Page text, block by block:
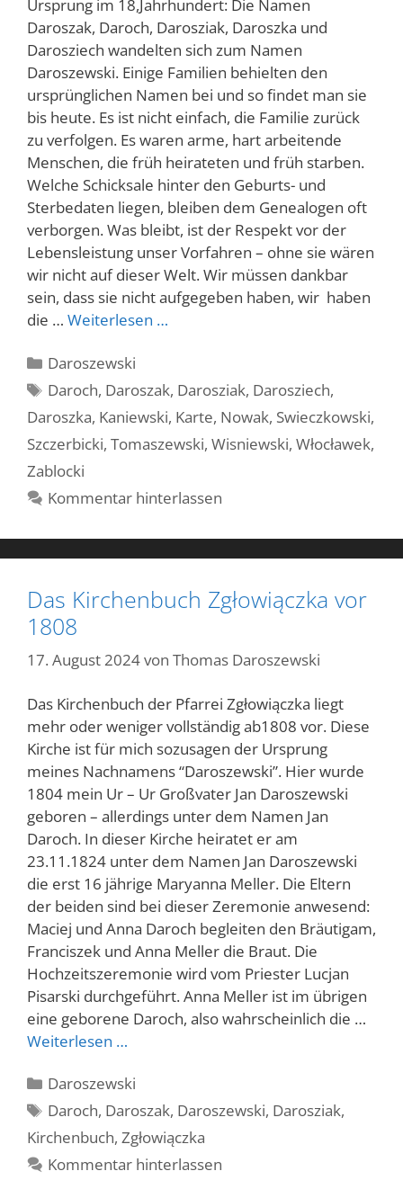
Ursprung im 18,Jahrhundert: Die Namen
Daroszak, Daroch, Darosziak, Daroszka und
Darosziech wandelten sich zum Namen
Daroszewski. Einige Familien behielten den
ursprünglichen Namen bei und so findet man sie
bis heute. Es ist nicht einfach, die Familie zurück
zu verfolgen. Es waren arme, hart arbeitende
Menschen, die früh heirateten und früh starben.
Welche Schicksale hinter den Geburts- und
Sterbedaten liegen, bleiben dem Genealogen oft
verborgen. Was bleibt, ist der Respekt vor der
Lebensleistung unser Vorfahren – ohne sie wären
wir nicht auf dieser Welt. Wir müssen dankbar
sein, dass sie nicht aufgegeben haben, wir haben
die … Weiterlesen …
Kategorien
Daroszewski
Schlagwörter
Daroch, Daroszak, Darosziak, Darosziech,
Daroszka, Kaniewski, Karte, Nowak, Swieczkowski,
Szczerbicki, Tomaszewski, Wisniewski, Włocławek,
Zablocki
Kommentar hinterlassen
Das Kirchenbuch Zgłowiączka vor
1808
17. August 2024von Thomas Daroszewski
Das Kirchenbuch der Pfarrei Zgłowiączka liegt
mehr oder weniger vollständig ab1808 vor. Diese
Kirche ist für mich sozusagen der Ursprung
meines Nachnamens “Daroszewski”. Hier wurde
1804 mein Ur – Ur Großvater Jan Daroszewski
geboren – allerdings unter dem Namen Jan
Daroch. In dieser Kirche heiratet er am
23.11.1824 unter dem Namen Jan Daroszewski
die erst 16 jährige Maryanna Meller. Die Eltern
der beiden sind bei dieser Zeremonie anwesend:
Maciej und Anna Daroch begleiten den Bräutigam,
Franciszek und Anna Meller die Braut. Die
Hochzeitszeremonie wird vom Priester Lucjan
Pisarski durchgeführt. Anna Meller ist im übrigen
eine geborene Daroch, also wahrscheinlich die …
Weiterlesen …
Kategorien
Daroszewski
Schlagwörter
Daroch, Daroszak, Daroszewski, Darosziak,
Kirchenbuch, Zgłowiączka
Kommentar hinterlassen